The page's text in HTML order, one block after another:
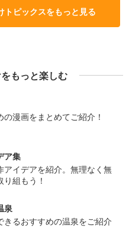
トピックスをもっと見る
もっと楽しむ
漫画をまとめてご紹介！
ア集
アイデアを紹介。無理なく無
組もう！
泉
きるおすすめの温泉をご紹介